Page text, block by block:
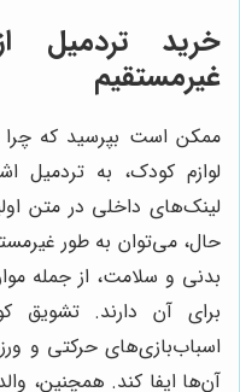
خرید تردمیل
غیرمستقیم
ممکن است بپرسید که چرا
لوازم کودک، به تردمیل
لینک‌های داخلی در متن
حال، می‌توان به طور
بدنی و سلامت، از جمله
برای آن دارند. تشویق
اسباب‌بازی‌های حرکتی و
آن‌ها ایفا کند. همچنین،